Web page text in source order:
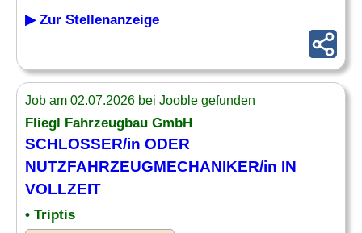
▶ Zur Stellenanzeige
Job am 02.07.2026 bei Jooble gefunden
Fliegl Fahrzeugbau GmbH
SCHLOSSER/in ODER
NUTZFAHRZEUGMECHANIKER/in IN
VOLLZEIT
• Triptis